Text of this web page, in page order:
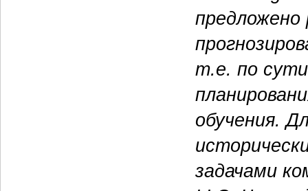
предложено
т.е. по
обучения.
задачами